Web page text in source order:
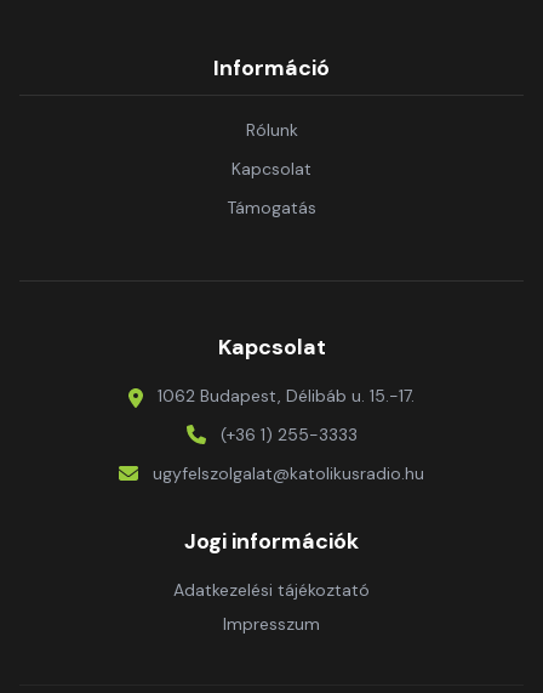
Információ
Rólunk
Kapcsolat
Támogatás
Kapcsolat
1062 Budapest, Délibáb u. 15.-17.
(+36 1) 255-3333
ugyfelszolgalat@katolikusradio.hu
Jogi információk
Adatkezelési tájékoztató
Impresszum